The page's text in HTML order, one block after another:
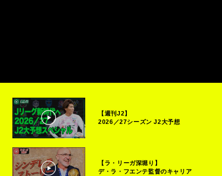
【週刊J2】
2026／27シーズン J2大予想
【ラ・リーガ深堀り】
デ・ラ・フエンテ監督のキャリア